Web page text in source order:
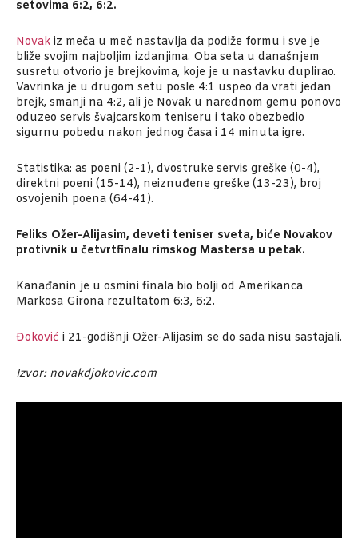
setovima 6:2, 6:2.
Novak iz meča u meč nastavlja da podiže formu i sve je
bliže svojim najboljim izdanjima. Oba seta u današnjem
susretu otvorio je brejkovima, koje je u nastavku duplirao.
Vavrinka je u drugom setu posle 4:1 uspeo da vrati jedan
brejk, smanji na 4:2, ali je Novak u narednom gemu ponovo
oduzeo servis švajcarskom teniseru i tako obezbedio
sigurnu pobedu nakon jednog časa i 14 minuta igre.
Statistika: as poeni (2-1), dvostruke servis greške (0-4),
direktni poeni (15-14), neiznuđene greške (13-23), broj
osvojenih poena (64-41).
Feliks Ožer-Alijasim, deveti teniser sveta, biće Novakov
protivnik u četvrtfinalu rimskog Mastersa u petak.
Kanađanin je u osmini finala bio bolji od Amerikanca
Markosa Girona rezultatom 6:3, 6:2.
Đoković i 21-godišnji Ožer-Alijasim se do sada nisu sastajali.
Izvor: novakdjokovic.com